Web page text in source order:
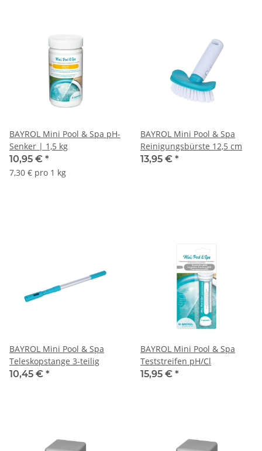
BAYROL Mini Pool & Spa pH-
Senker | 1,5 kg
10,95 € *
7,30 € pro 1 kg
BAYROL Mini Pool & Spa
Reinigungsbürste 12,5 cm
13,95 € *
BAYROL Mini Pool & Spa
Teleskopstange 3-teilig
10,45 € *
BAYROL Mini Pool & Spa
Teststreifen pH/Cl
15,95 € *